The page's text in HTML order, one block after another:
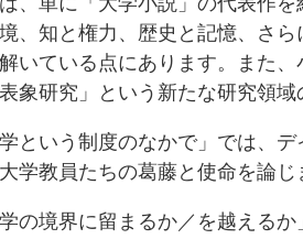
、知と権力、歴史と記憶、さ
いている点にあります。また
象研究」という新たな研究領
という制度のなかで」では、デ
学教員たちの葛藤と使命を論じ
の境界に留まるか／を越える